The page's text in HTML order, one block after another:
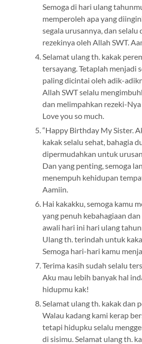
Semoga di hari ulang
memperoleh apa yang
segala urusannya, dan selalu
rezekinya oleh Allah SWT.
Selamat ulang th. kakak
tersayang. Tetaplah menjadi
paling dicintai oleh adik-
Allah SWT selalu
dan melimpahkan rezeki-
Love you so much.
“Happy Birthday My Sister.
kakak selalu sehat, bahagia
dipermudahkan untuk
Dan yang penting, semoga
menempuh kehidupan
Aamiin.
Hai kakakku, semoga kamu
yang penuh kebahagiaan
awali hari ini hari ulang
Ulang th. terindah untuk
Semoga hari-hari kamu
Terima kasih sudah selalu
Aku mau lebih banyak hal
hidupmu kak!
Selamat ulang th. kakak dan
Walau kadang kami kerap
tetapi hidupku selalu
di sisimu. Selamat ulang th.